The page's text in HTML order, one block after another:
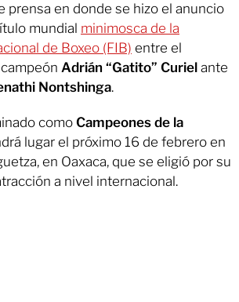
prensa en donde se hizo el anuncio
mundial minimosca de la
de Boxeo (FIB) entre el
Adrián “Gatito” Curiel ante
Nontshinga.
como Campeones de la
lugar el próximo 16 de febrero en
en Oaxaca, que se eligió por su
a nivel internacional.